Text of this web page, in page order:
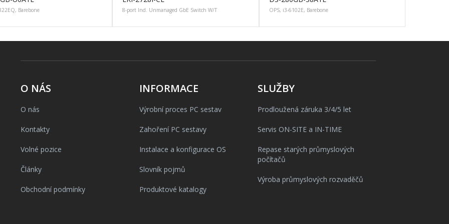
Barebone 8-port Ind. Unmanaged GbE Switch W/T OPS, i3-6102E, Barebone
O NÁS
O nás
Kontakty
Volné pozice
Články
Obchodní podmínky
INFORMACE
Výrobní proces PC sestav
Zahoření PC sestavy
Instalace a konfigurace OS
Slovník pojmů
Produktové katalogy
SLUŽBY
Prodloužená záruka 3/4/5 let
Servis ON-SITE a IN-TIME
Repase starých průmyslových
počítačů
Výroba průmyslových rozvaděčů